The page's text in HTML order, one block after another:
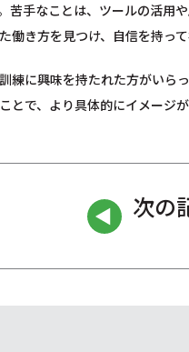
苦手なことは、ツールの活用
働き方を見つけ、自信を持っ
練に興味を持たれた方がいら
とで、より具体的にイメージ
次の